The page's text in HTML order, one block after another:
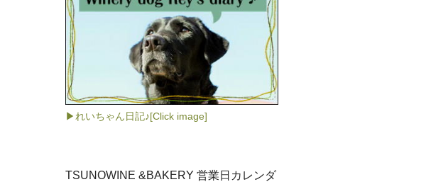
▶れいちゃん日記♪[Click image]
TSUNOWINE &BAKERY 営業日カレンダ